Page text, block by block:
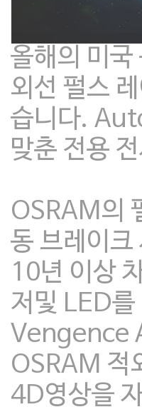
올해의 미
외선 펄스
습니다.
맞춘 전용
OSRAM의
동 브레이
10년 이상
저및 LED를
Vengence
OSRAM 적
4D영상을